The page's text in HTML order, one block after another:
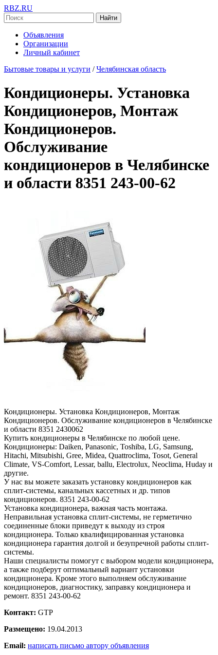
RBZ.RU
Найти
Объявления
Организации
Личный кабинет
Бытовые товары и услуги / Челябинская область
Кондиционеры. Установка
Кондиционеров, Монтаж
Кондиционеров.
Обслуживание
кондиционеров в Челябинске
и области 8351 243-00-62
Кондиционеры. Установка Кондиционеров, Монтаж
Кондиционеров. Обслуживание кондиционеров в Челябинске
и области 8351 2430062
Купить кондиционеры в Челябинске по любой цене.
Кондиционеры: Daiken, Panasonic, Toshiba, LG, Samsung,
Hitachi, Mitsubishi, Gree, Midea, Quattroclima, Tosot, General
Climate, VS-Comfort, Lessar, ballu, Electrolux, Neoclima, Huday и
другие.
У нас вы можете заказать установку кондиционеров как
сплит-системы, канальных кассетных и др. типов
кондиционеров. 8351 243-00-62
Установка кондиционера, важная часть монтажа.
Неправильная установка сплит-системы, не герметично
соединенные блоки приведут к выходу из строя
кондиционера. Только квалифицированная установка
кондиционера гарантия долгой и безупречной работы сплит-
системы.
Наши специалисты помогут с выбором модели кондиционера,
а также подберут оптимальный вариант установки
кондиционера. Кроме этого выполняем обслуживание
кондиционеров, диагностику, заправку кондиционера и
ремонт. 8351 243-00-62
Контакт: GTP
Размещено: 19.04.2013
Email: написать письмо автору объявления